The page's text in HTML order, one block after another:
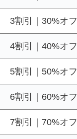
3割引｜30%オフ
4割引｜40%オフ
5割引｜50%オフ
6割引｜60%オフ
7割引｜70%オフ